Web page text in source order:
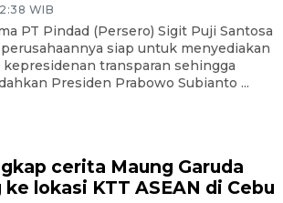
WIB
PT Pindad (Persero) Sigit Puji Santosa
siap untuk menyediakan
transparan sehingga
Presiden Prabowo Subianto ...
cerita Maung Garuda
lokasi KTT ASEAN di Cebu